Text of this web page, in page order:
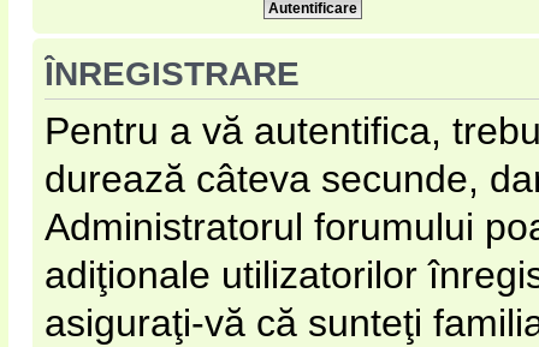
ÎNREGISTRARE
Pentru a vă autentifica,
durează câteva secunde,
Administratorul forumului
adiţionale utilizatorilor
asiguraţi-vă că sunteţi